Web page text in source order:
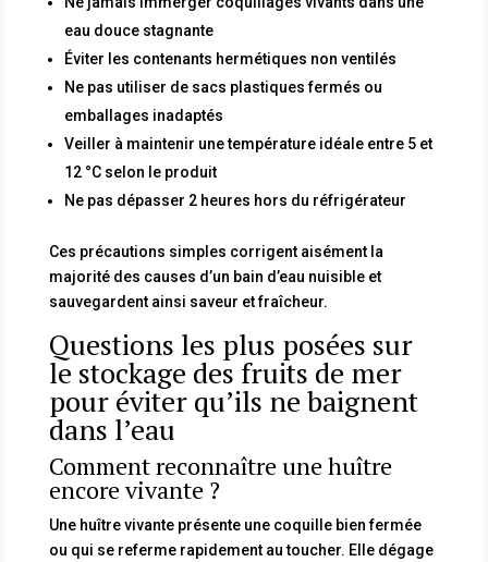
eau douce stagnante
Éviter les contenants hermétiques non ventilés
Ne pas utiliser de sacs plastiques fermés ou
emballages inadaptés
Veiller à maintenir une température idéale entre 5 et
12 °C selon le produit
Ne pas dépasser 2 heures hors du réfrigérateur
Ces précautions simples corrigent aisément la
majorité des causes d’un bain d’eau nuisible et
sauvegardent ainsi saveur et fraîcheur.
Questions les plus posées sur
le stockage des fruits de mer
pour éviter qu’ils ne baignent
dans l’eau
Comment reconnaître une huître
encore vivante ?
Une huître vivante présente une coquille bien fermée
ou qui se referme rapidement au toucher. Elle dégage